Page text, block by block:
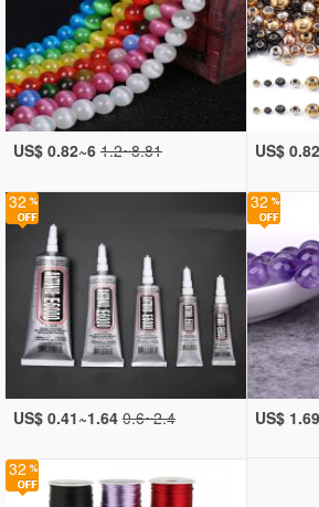
US$ 0.82~6 1.2~8.81 US$
32
US$ 0.41~1.64 0.6~2.4
32
US$
32